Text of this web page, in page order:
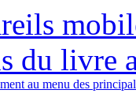
du livre
au menu des